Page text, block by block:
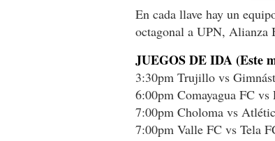
En cada llave hay un
octagonal a UPN, Alianza
JUEGOS DE IDA (Este
3:30pm Trujillo vs
6:00pm Comayagua FC
7:00pm Choloma vs
7:00pm Valle FC vs Tela